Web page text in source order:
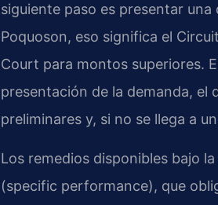
siguiente paso es presentar
Poquoson, eso significa el
Court para montos superiores.
presentación de la demanda, el
preliminares y, si no se llega a
Los remedios disponibles bajo
(specific performance), que